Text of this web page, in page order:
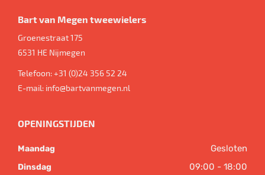
Bart van Megen tweewielers
Groenestraat 175
6531 HE Nijmegen
Telefoon:+31 (0)24 356 52 24
E-mail: info@bartvanmegen.nl
OPENINGSTIJDEN
Maandag Gesloten
Dinsdag 09:00 - 18:00